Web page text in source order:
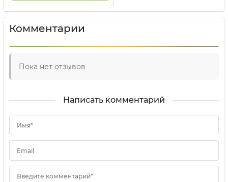
Комментарии
Пока нет отзывов
Написать комментарий
Имя*
Email
Введите комментарий*